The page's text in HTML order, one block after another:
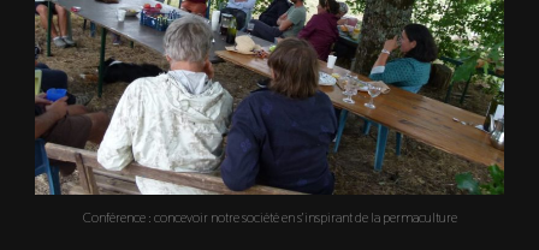
Conférence : concevoir notre société en s'inspirant de la permaculture